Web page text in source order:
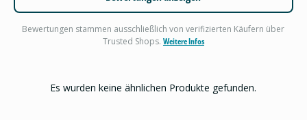
Bewertungen stammen ausschließlich von verifizierten Käufern über
Trusted Shops. Weitere Infos
Es wurden keine ähnlichen Produkte gefunden.